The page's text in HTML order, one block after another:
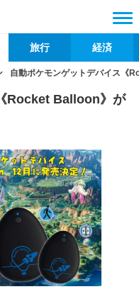
旅行 経済
自動ポケモンゲットデバイス《
Rocket Balloon》が